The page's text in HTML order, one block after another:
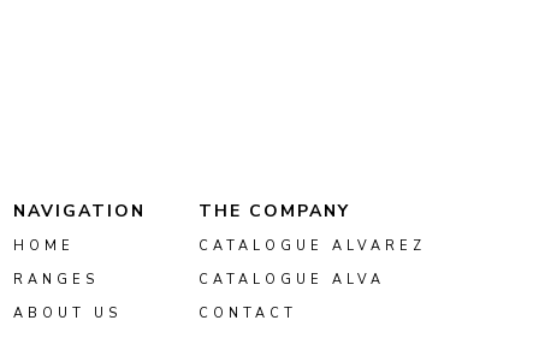
NAVIGATION
HOME
RANGES
ABOUT US
THE COMPANY
CATALOGUE ALVAREZ
CATALOGUE ALVA
CONTACT